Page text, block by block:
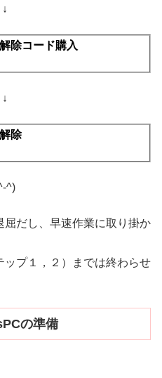
↓
除コード購入
↓
除
^)
屈だし、早速作業に取り掛か
プ１，２）までは終わらせ
の準備